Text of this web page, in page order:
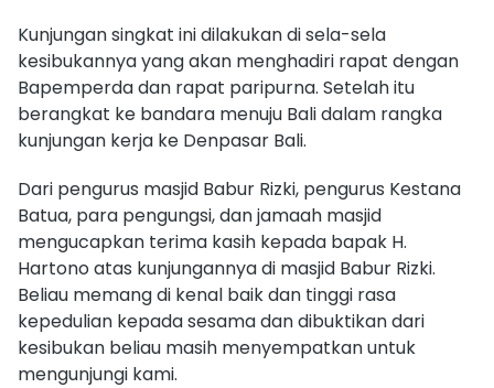
Kunjungan singkat ini dilakukan di sela-sela
kesibukannya yang akan menghadiri rapat dengan
Bapemperda dan rapat paripurna. Setelah itu
berangkat ke bandara menuju Bali dalam rangka
kunjungan kerja ke Denpasar Bali.
Dari pengurus masjid Babur Rizki, pengurus Kestana
Batua, para pengungsi, dan jamaah masjid
mengucapkan terima kasih kepada bapak H.
Hartono atas kunjungannya di masjid Babur Rizki.
Beliau memang di kenal baik dan tinggi rasa
kepedulian kepada sesama dan dibuktikan dari
kesibukan beliau masih menyempatkan untuk
mengunjungi kami.